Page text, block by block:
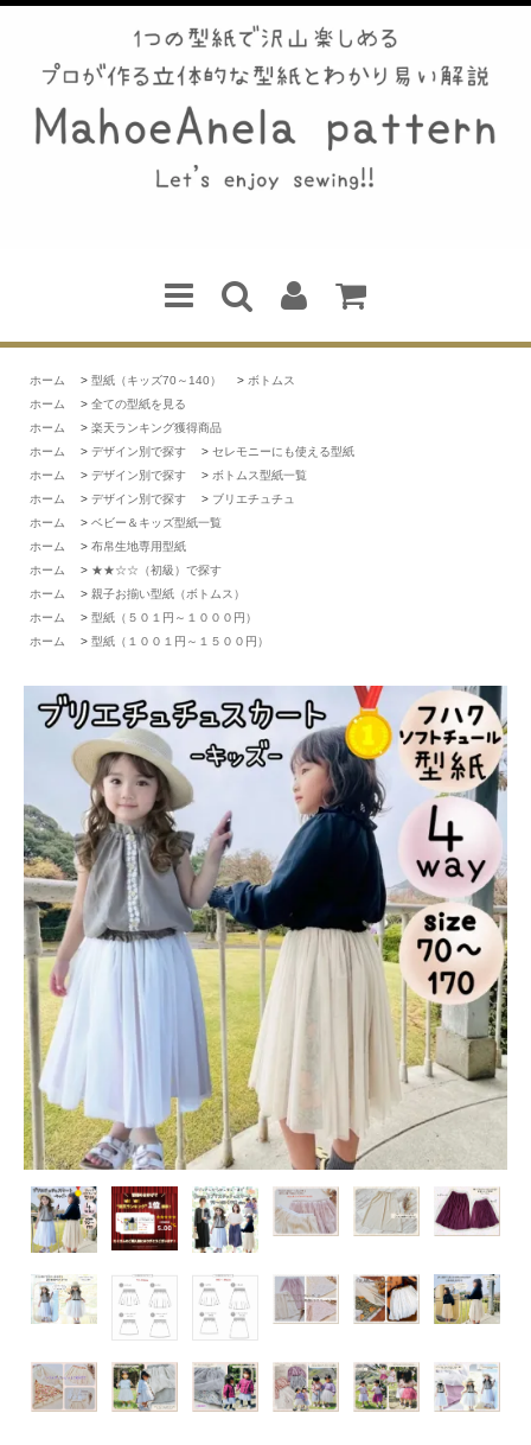
ホーム > 型紙（キッズ70～140） > ボトムス
ホーム
> 全ての型紙を見る
ホーム
> 楽天ランキング獲得商品
ホーム
> デザイン別で探す > セレモニーにも使える型紙
ホーム
> デザイン別で探す > ボトムス型紙一覧
ホーム
> デザイン別で探す > ブリエチュチュ
ホーム
> ベビー＆キッズ型紙一覧
ホーム
> 布帛生地専用型紙
ホーム
> ★★☆☆（初級）で探す
ホーム
> 親子お揃い型紙（ボトムス）
ホーム
> 型紙（５０１円～１０００円）
ホーム
> 型紙（１００１円～１５００円）